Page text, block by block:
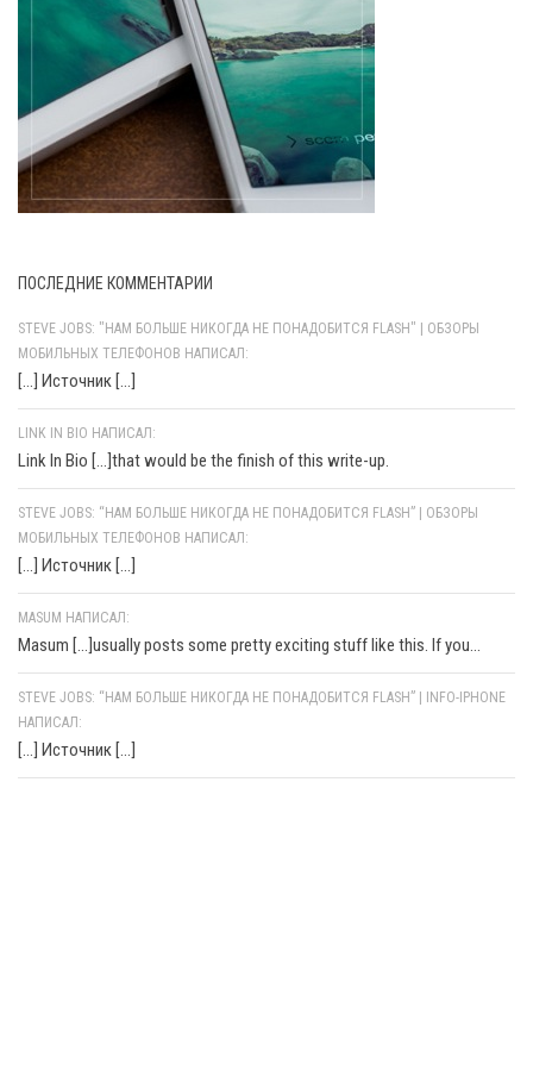
ПОСЛЕДНИЕ КОММЕНТАРИИ
STEVE JOBS: "НАМ БОЛЬШЕ НИКОГДА НЕ ПОНАДОБИТСЯ FLASH" | ОБЗОРЫ
МОБИЛЬНЫХ ТЕЛЕФОНОВ НАПИСАЛ:
[…] Источник […]
LINK IN BIO НАПИСАЛ:
Link In Bio [...]that would be the finish of this write-up.
STEVE JOBS: “НАМ БОЛЬШЕ НИКОГДА НЕ ПОНАДОБИТСЯ FLASH” | ОБЗОРЫ
МОБИЛЬНЫХ ТЕЛЕФОНОВ НАПИСАЛ:
[…] Источник […]
MASUM НАПИСАЛ:
Masum [...]usually posts some pretty exciting stuff like this. If you...
STEVE JOBS: “НАМ БОЛЬШЕ НИКОГДА НЕ ПОНАДОБИТСЯ FLASH” | INFO-IPHONE
НАПИСАЛ:
[…] Источник […]